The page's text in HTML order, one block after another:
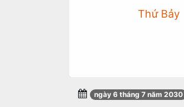
Thứ Bảy
ngày 6 tháng 7 năm 2030